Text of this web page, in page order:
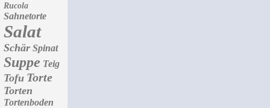
Rucola
Sahnetorte
Salat
Schär Spinat
Suppe Teig
Tofu Torte
Torten
Tortenboden